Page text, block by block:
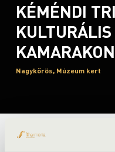
KÉMÉNDI
Nagykőrös, Múzeum kert
BÉRLET- ÉS